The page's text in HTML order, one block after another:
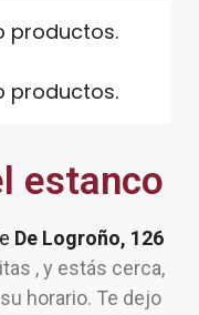
productos.
productos.
estanco
De Logroño, 126
, y estás cerca,
su horario. Te dejo